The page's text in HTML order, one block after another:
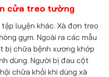
cửa treo tường
luyện khác. Xà đơn treo
gym. Ngoài ra các mẫu
bị chữa bệnh xương khớp
dùng. Người bị đau cột
chữa khỏi khi dùng xà